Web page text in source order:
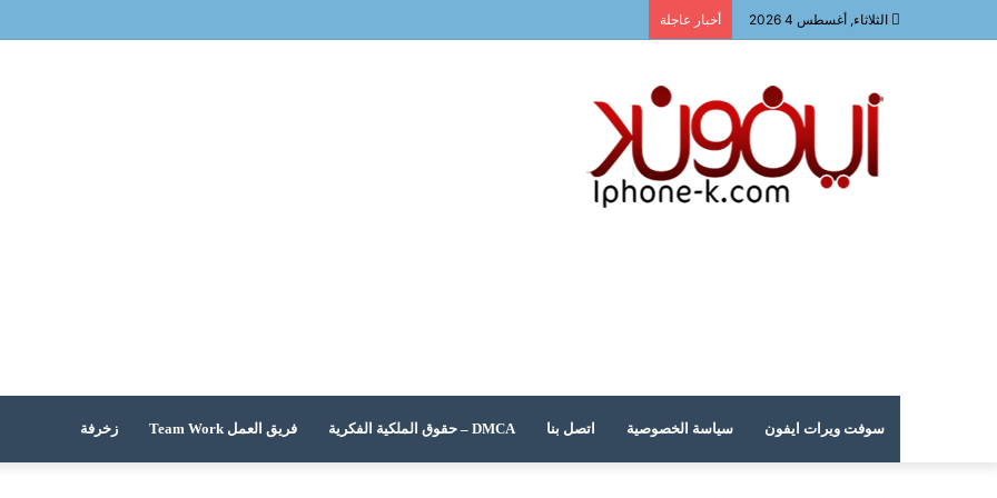
الثلاثاء, أغسطس 4 2026 أخبار عاجلة
سوفت ويرات ايفون سياسة الخصوصية اتصل بنا DMCA – حقوق الملكية الفكرية فريق العمل Team Work زخرفة